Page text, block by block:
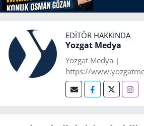
EDITÖR HAKKINDA
Yozgat Medya
Yozgat Medya |
https://